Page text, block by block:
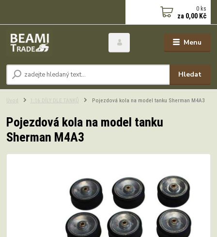
Menu
Hledat
0 ks
za 0,00 Kč
Úvod 1:16 DÍLY DLE TANKŮ Pojezdová kola na model tanku Sherman M4A3
Pojezdová kola na model tanku
Sherman M4A3